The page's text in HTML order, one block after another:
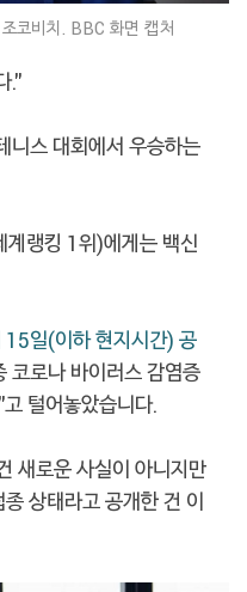
코비치. BBC 화면 캡처
."
니스 대회에서 우승하는
계랭킹 1위)에게는 백신
일(이하 현지시간) 공
코로나 바이러스 감염증
털어놓았습니다.
새로운 사실이 아니지만
상태라고 공개한 건 이